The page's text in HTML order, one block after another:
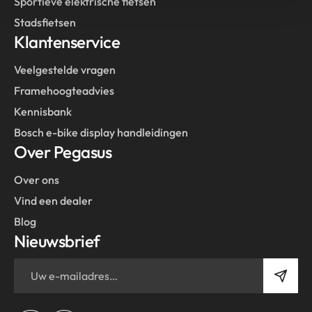
Stadsfietsen
Klantenservice
Veelgestelde vragen
Framehoogteadvies
Kennisbank
Bosch e-bike display handleidingen
Over Pegasus
Over ons
Vind een dealer
Blog
Nieuwsbrief